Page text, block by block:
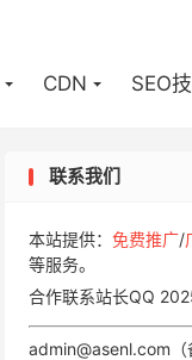
CDN SEO
联系我们
本站提供： 免费推广/
等服务。
合作联系站长QQ
admin@asenl.com（